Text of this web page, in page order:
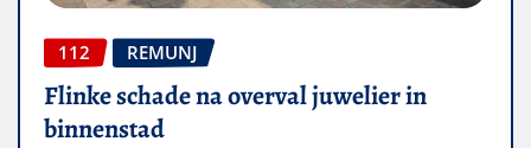
112 REMUNJ
Flinke schade na overval juwelier in
binnenstad